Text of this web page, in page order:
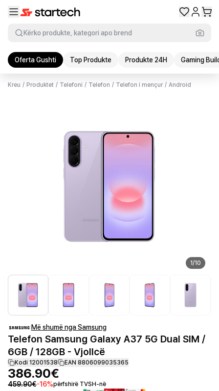
Kërko produkte, kategori apo brend
Oferta Gushti Top Produkte Produkte 24H Gaming
Kreu / Produktet / Telefoni / Telefon / Telefon i mençur / Android
1/10
Më shumë nga Samsung
Telefon Samsung Galaxy A37 5G Dual SIM /
6GB / 128GB - Vjollcë
Kodi 12001538 EAN 8806099035365
386.90€
459.90€-16%përfshirë TVSH-në